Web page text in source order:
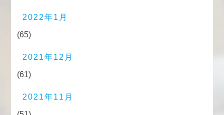
2022年1月
(65)
2021年12月
(61)
2021年11月